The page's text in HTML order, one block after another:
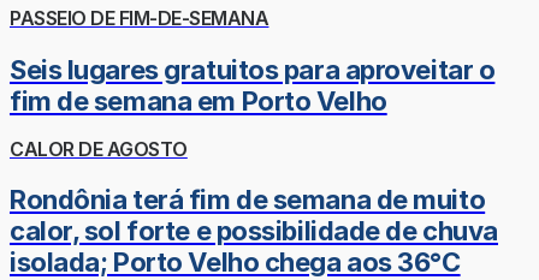
PASSEIO DE FIM-DE-SEMANA
Seis lugares gratuitos para aproveitar o
fim de semana em Porto Velho
CALOR DE AGOSTO
Rondônia terá fim de semana de muito
calor, sol forte e possibilidade de chuva
isolada; Porto Velho chega aos 36°C